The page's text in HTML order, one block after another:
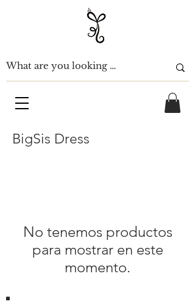
BigSis Dress
No tenemos productos
para mostrar en este
momento.